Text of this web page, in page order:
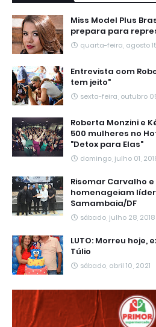
Miss Model Plus
prepara para
quarta-feira, agosto
Entrevista com
tem jeito"
sexta-feira, outubro
Roberta Monzini e
500 mulheres no
"Detox para Elas"
domingo, julho 01,
Risomar Carvalho e
homenageiam
Samambaia/DF
sábado, julho 28, 2018
LUTO: Morreu
Túlio
sábado, abril 10, 2021